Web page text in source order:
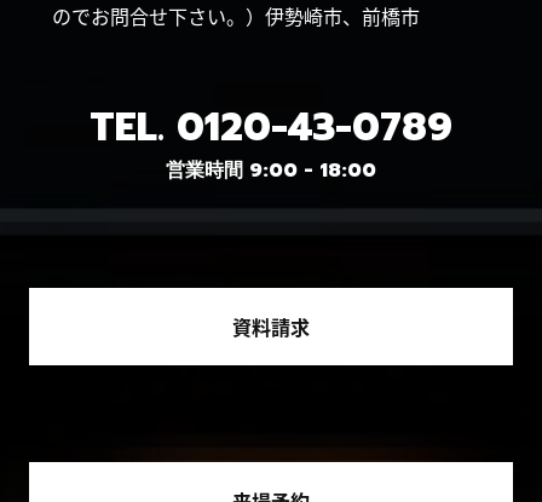
のでお問合せ下さい。）伊勢崎市、前橋市
TEL. 0120-43-0789
営業時間 9:00 - 18:00
資料請求